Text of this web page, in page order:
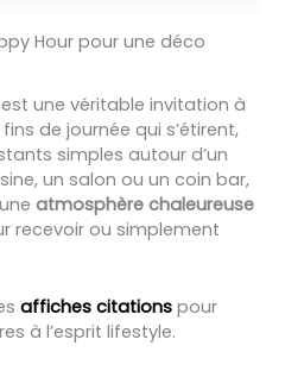
Hour pour une déco
une véritable invitation à
de journée qui s’étirent,
simples autour d’un
un salon ou un coin bar,
atmosphère chaleureuse
recevoir ou simplement
affiches citations pour
à l’esprit lifestyle.